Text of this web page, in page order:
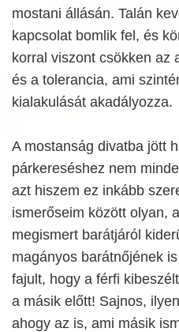
mostani állásán. Talán
kapcsolat bomlik fel, és
korral viszont csökken az
és a tolerancia, ami
kialakulását akadályozza.
A mostanság divatba jött
párkereséshez nem
azt hiszem ez inkább
ismerőseim között olyan,
megismert barátjáról
magányos barátnőjének
fajult, hogy a férfi
a másik előtt! Sajnos,
ahogy az is, ami másik